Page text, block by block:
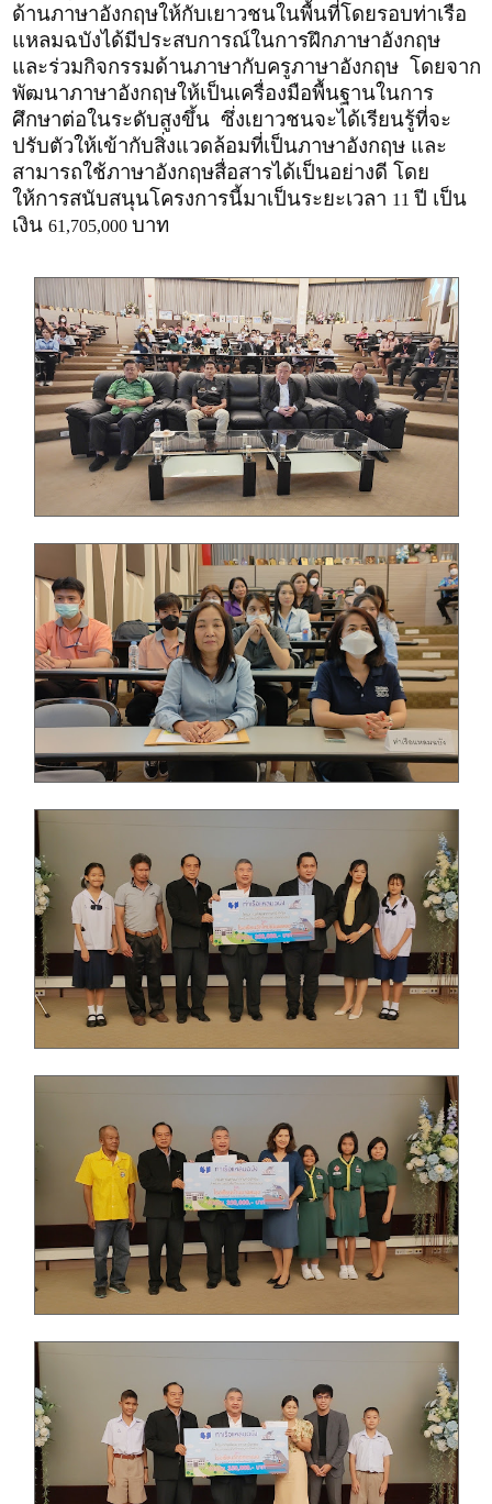
ด้านภาษาอังกฤษให้กับเยาวชนในพื้นที่โดยรอบท่าเรือ
แหลมฉบังได้มีประสบการณ์ในการฝึกภาษาอังกฤษ
และร่วมกิจกรรมด้านภาษากับครูภาษาอังกฤษ โดยจาก
พัฒนาภาษาอังกฤษให้เป็นเครื่องมือพื้นฐานในการ
ศึกษาต่อในระดับสูงขึ้น ซึ่งเยาวชนจะได้เรียนรู้ที่จะ
ปรับตัวให้เข้ากับสิ่งแวดล้อมที่เป็นภาษาอังกฤษ และ
สามารถใช้ภาษาอังกฤษสื่อสารได้เป็นอย่างดี โดย
ให้การสนับสนุนโครงการนี้มาเป็นระยะเวลา 11 ปี เป็น
เงิน 61,705,000 บาท